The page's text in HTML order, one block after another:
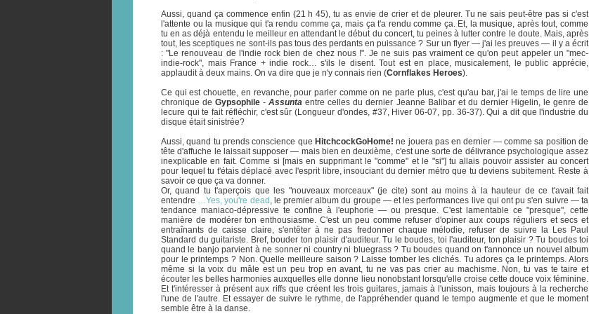
Aussi, quand ça commence enfin (21 h 45), tu as envie de crier et de pleurer. Tu ne sais peut-être pas si c'est
l'attente ou la musique qui t'a rendu comme ça, mais ça t'a rendu comme ça. Et, la musique, après tout, comme
tu en as déjà entendu le meilleur en attendant le début du concert, tu peines à lutter contre le doute. Mais, après
tout, les sceptiques ne sont-ils pas tous des perdants en puissance ? Sur un flyer — j'ai les preuves — il y a écrit
: "Le renouveau de l'indie rock bien de chez nous !". Je ne suis pas vraiment ce qu'on peut appeler un "mec-
indie-rock", mais France + indie rock… s'ils le disent. Tout est en place, musicalement, le public apprécie,
applaudit à deux mains. On va dire que je n'y connais rien (Cornflakes Heroes).
Ce qui est chouette, en revanche, pour parler comme on ne parle plus, c'est qu'au bar, j'ai le temps de lire une
chronique deGypsophile -Assunta entre celles du dernier Jeanne Balibar et du dernier Higelin, le genre de
lecure qui te fait réfléchir, c'est sûr (Longueur d'ondes, #37, Hiver 06-07, pp. 36-37). Qui a dit que l'industrie du
disque était sinistrée?
Aussi, quand tu prends conscience que HitchcockGoHome! ne jouera pas en dernier — comme sa position de
tête d'affuche le laissait supposer — mais bien en deuxième, c'est une sorte de délivrance psychologique assez
inexplicable en fait. Comme si [mais en supprimant le "comme" et le "si"] tu allais pouvoir assister au concert
pour lequel tu t'étais déplacé avec l'esprit libre, insouciant du dernier métro que tu deviens subitement. Reste à
savoir ce que ça va donner.
Or, quand tu t'aperçois que les "nouveaux morceaux" (je cite) sont au moins à la hauteur de ce t'avait fait
entendre …Yes, you're dead , le premier album du groupe — et les performances live qui ont pu s'en suivre — ta
tendance maniaco-dépressive te confine à l'euphorie — ou presque. C'est lamentable ce "presque", cette
manière de modérer ton enthousiasme. C'est un peu comme refuser d'opiner aux coups réguliers et secs et
entraînants de caisse claire, s'entêter à ne pas fredonner chaque mélodie, refuser de suivre la Les Paul
Standard du guitariste. Bref, bouder ton plaisir d'auditeur. Tu le boudes, toi l'auditeur, ton plaisir ? Tu boudes toi
quand le banjo parvient à ne sonner ni country ni bluegrass ? Tu boudes quand on t'annonce un nouvel album
pour le printemps ? Non. Quelle meilleure saison ? Laisse tomber les clichés. Tu adores ça le printemps. Alors
même si la voix du mâle est un peu trop en avant, tu ne vas pas crier au machisme. Non, tu vas te taire et
écouter les belles harmonies auxquelles elle donne lieu nonobstant lorsqu'elle croise cette douce voix féminine.
Et t'intéresser à présent aux riffs que créent les trois guitares, jamais à l'unisson, mais toujours à la recherche
l'une de l'autre. Et essayer de suivre le rythme, de l'appréhender quand le tempo augmente et que le moment
semble être à la danse.